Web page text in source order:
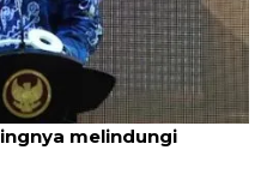
melindungi